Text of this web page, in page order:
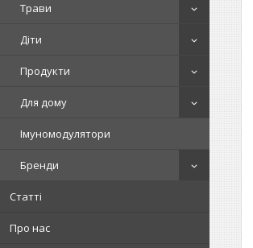
Трави
Діти
Продукти
Для дому
Імуномодулятори
Бренди
Статті
Про нас